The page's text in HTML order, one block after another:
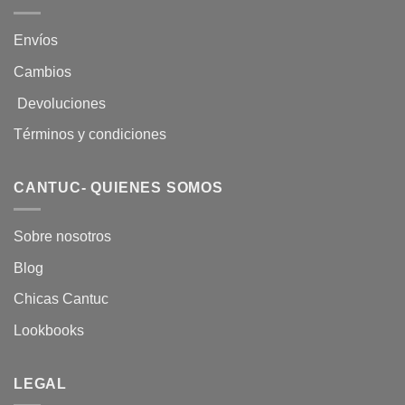
Envíos
Cambios
Devoluciones
Términos y condiciones
CANTUC- QUIENES SOMOS
Sobre nosotros
Blog
Chicas Cantuc
Lookbooks
LEGAL